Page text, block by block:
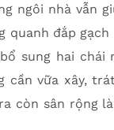
ngôi nhà vẫn
quanh đắp
sung hai chái
cần vữa xây,
còn sân rộng